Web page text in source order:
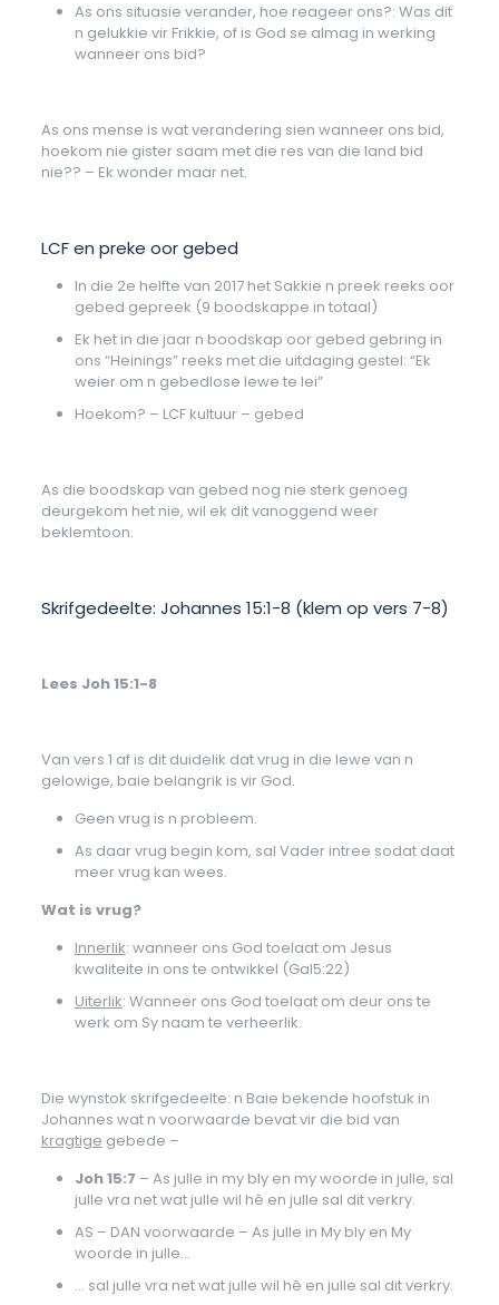
As ons situasie verander, hoe reageer ons?: Was dit
n gelukkie vir Frikkie, of is God se almag in werking
wanneer ons bid?
As ons mense is wat verandering sien wanneer ons bid,
hoekom nie gister saam met die res van die land bid
nie?? – Ek wonder maar net.
LCF en preke oor gebed
In die 2e helfte van 2017 het Sakkie n preek reeks oor
gebed gepreek (9 boodskappe in totaal)
Ek het in die jaar n boodskap oor gebed gebring in
ons “Heinings” reeks met die uitdaging gestel: “Ek
weier om n gebedlose lewe te lei”
Hoekom? – LCF kultuur – gebed
As die boodskap van gebed nog nie sterk genoeg
deurgekom het nie, wil ek dit vanoggend weer
beklemtoon.
Skrifgedeelte: Johannes 15:1-8 (klem op vers 7-8)
Lees Joh 15:1-8
Van vers 1 af is dit duidelik dat vrug in die lewe van n
gelowige, baie belangrik is vir God.
Geen vrug is n probleem.
As daar vrug begin kom, sal Vader intree sodat daat
meer vrug kan wees.
Wat is vrug?
Innerlik: wanneer ons God toelaat om Jesus
kwaliteite in ons te ontwikkel (Gal5:22)
Uiterlik: Wanneer ons God toelaat om deur ons te
werk om Sy naam te verheerlik.
Die wynstok skrifgedeelte: n Baie bekende hoofstuk in
Johannes wat n voorwaarde bevat vir die bid van
kragtige gebede –
Joh 15:7 – As julle in my bly en my woorde in julle, sal
julle vra net wat julle wil hê en julle sal dit verkry.
AS – DAN voorwaarde – As julle in My bly en My
woorde in julle…
… sal julle vra net wat julle wil hê en julle sal dit verkry.